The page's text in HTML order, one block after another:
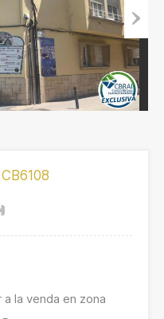
Next
CB6108
la venda en zona